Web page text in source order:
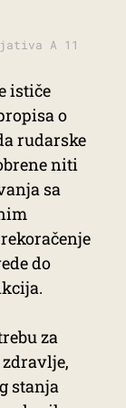
A 11
ističe
o
rudarske
niti
sa
do
za
stanja